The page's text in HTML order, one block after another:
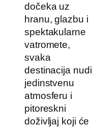
dočeka uz
hranu, glazbu i
spektakularne
vatromete,
svaka
destinacija nudi
jedinstvenu
atmosferu i
pitoreskni
doživljaj koji će